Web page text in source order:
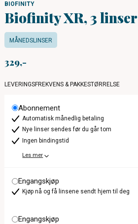
BIOFINITY
Biofinity XR, 3 linser
MÅNEDSLINSER
329
LEVERINGSFREKVENS & PAKKESTØRRELSE
Abonnement
Automatisk månedlig betaling
Nye linser sendes før du går tom
Ingen bindingstid
Les mer
Engangskjøp
Kjøp nå og få linsene sendt hjem til deg
Engangskjøp